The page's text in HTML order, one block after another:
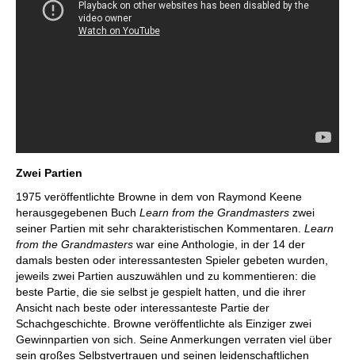
Zwei Partien
1975 veröffentlichte Browne in dem von Raymond Keene
herausgegebenen Buch Learn from the Grandmasters zwei
seiner Partien mit sehr charakteristischen Kommentaren. Learn
from the Grandmasters war eine Anthologie, in der 14 der
damals besten oder interessantesten Spieler gebeten wurden,
jeweils zwei Partien auszuwählen und zu kommentieren: die
beste Partie, die sie selbst je gespielt hatten, und die ihrer
Ansicht nach beste oder interessanteste Partie der
Schachgeschichte. Browne veröffentlichte als Einziger zwei
Gewinnpartien von sich. Seine Anmerkungen verraten viel über
sein großes Selbstvertrauen und seinen leidenschaftlichen